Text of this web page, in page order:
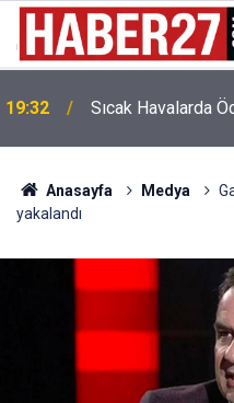
19:32 Sıcak Havalarda
Anasayfa Medya
yakalandı